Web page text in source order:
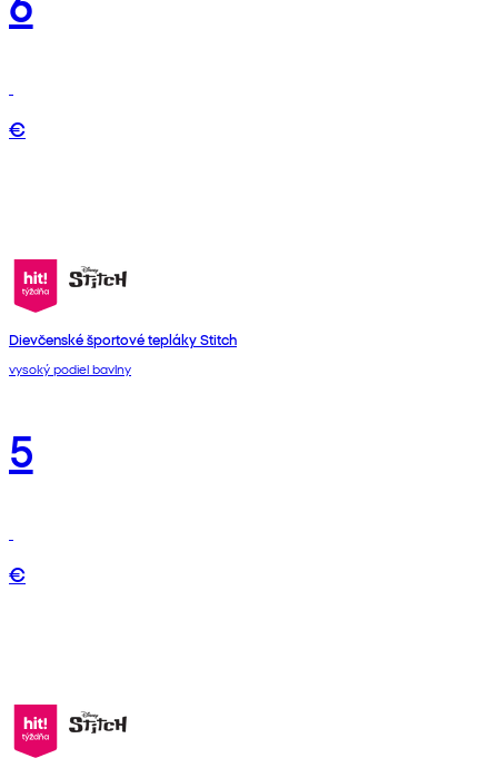
€
Dievčenské športové tepláky Stitch
vysoký podiel bavlny
5
€